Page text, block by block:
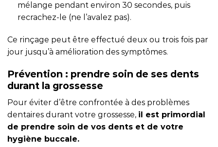
mélange pendant environ 30 secondes, puis
recrachez-le (ne l’avalez pas).
Ce rinçage peut être effectué deux ou trois fois par
jour jusqu’à amélioration des symptômes.
Prévention : prendre soin de ses dents
durant la grossesse
Pour éviter d’être confrontée à des problèmes
dentaires durant votre grossesse, il est primordial
de prendre soin de vos dents et de votre
hygiène buccale.